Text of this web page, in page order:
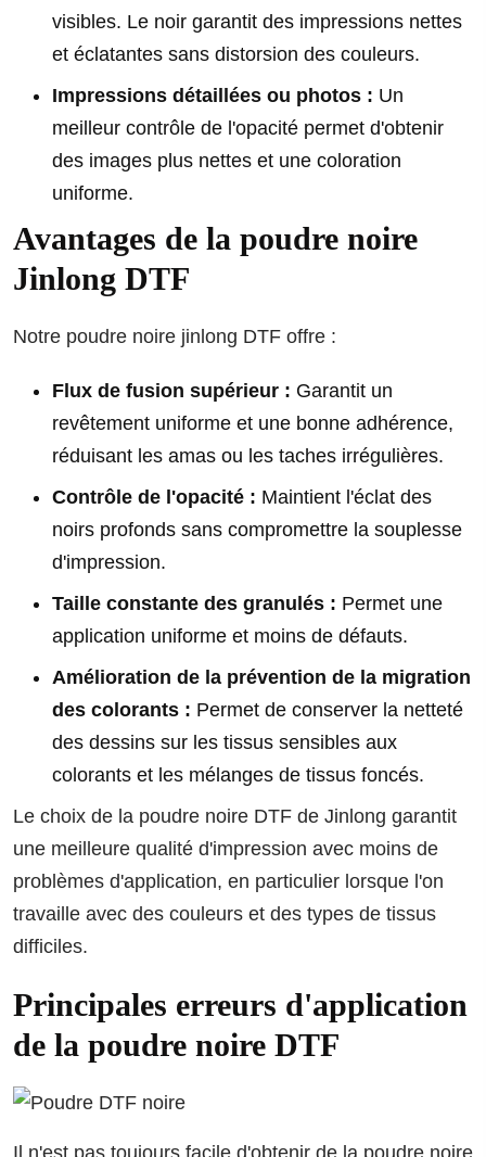
visibles. Le noir garantit des impressions nettes
et éclatantes sans distorsion des couleurs.
Impressions détaillées ou photos : Un
meilleur contrôle de l'opacité permet d'obtenir
des images plus nettes et une coloration
uniforme.
Avantages de la poudre noire
Jinlong DTF
Notre poudre noire jinlong DTF offre :
Flux de fusion supérieur : Garantit un
revêtement uniforme et une bonne adhérence,
réduisant les amas ou les taches irrégulières.
Contrôle de l'opacité : Maintient l'éclat des
noirs profonds sans compromettre la souplesse
d'impression.
Taille constante des granulés : Permet une
application uniforme et moins de défauts.
Amélioration de la prévention de la migration
des colorants : Permet de conserver la netteté
des dessins sur les tissus sensibles aux
colorants et les mélanges de tissus foncés.
Le choix de la poudre noire DTF de Jinlong garantit
une meilleure qualité d'impression avec moins de
problèmes d'application, en particulier lorsque l'on
travaille avec des couleurs et des types de tissus
difficiles.
Principales erreurs d'application
de la poudre noire DTF
Il n'est pas toujours facile d'obtenir de la poudre noire